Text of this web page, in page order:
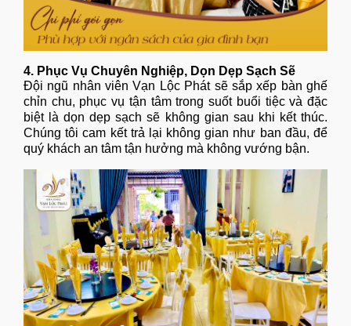
4. Phục Vụ Chuyên Nghiệp, Dọn Dẹp Sạch Sẽ
Đội ngũ nhân viên Vạn Lộc Phát sẽ sắp xếp bàn ghế
chỉn chu, phục vụ tận tâm trong suốt buổi tiệc và đặc
biệt là dọn dẹp sạch sẽ không gian sau khi kết thúc.
Chúng tôi cam kết trả lại không gian như ban đầu, để
quý khách an tâm tận hưởng mà không vướng bận.